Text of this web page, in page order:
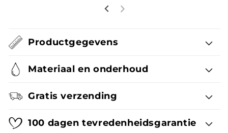
Productgegevens
Materiaal en onderhoud
Gratis verzending
100 dagen tevredenheidsgarantie